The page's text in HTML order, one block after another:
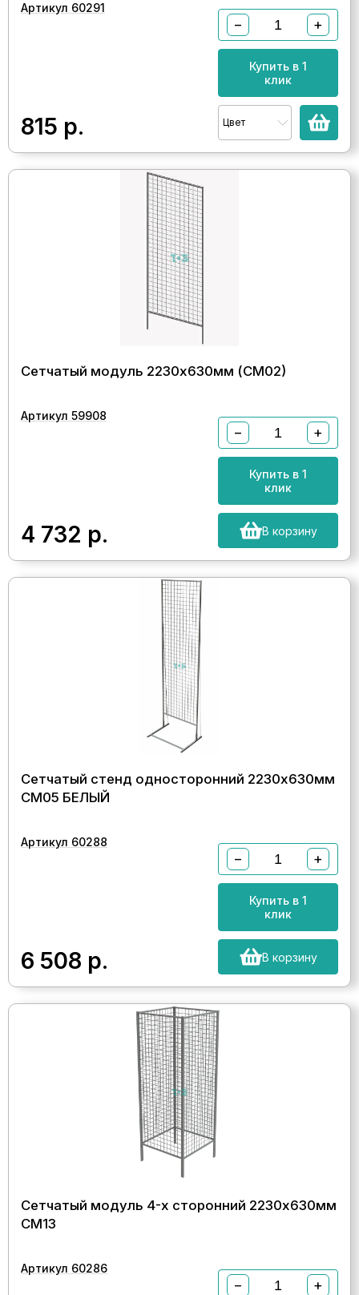
Артикул 60291
815 р.
− +
Купить в 1
клик
Цвет
Сетчатый модуль 2230х630мм (СМ02)
Артикул 59908
4 732 р.
− +
Купить в 1
клик
В корзину
Сетчатый стенд односторонний 2230х630мм
СМ05 БЕЛЫЙ
Артикул 60288
6 508 р.
− +
Купить в 1
клик
В корзину
Сетчатый модуль 4-х сторонний 2230х630мм
СМ13
Артикул 60286
− +